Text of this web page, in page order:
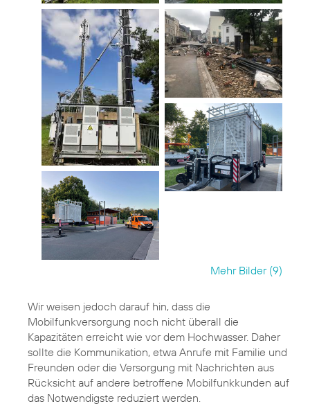
Mehr Bilder (9)
Wir weisen jedoch darauf hin, dass die
Mobilfunkversorgung noch nicht überall die
Kapazitäten erreicht wie vor dem Hochwasser. Daher
sollte die Kommunikation, etwa Anrufe mit Familie und
Freunden oder die Versorgung mit Nachrichten aus
Rücksicht auf andere betroffene Mobilfunkkunden auf
das Notwendigste reduziert werden.